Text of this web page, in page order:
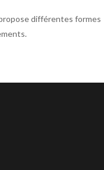
différentes formes